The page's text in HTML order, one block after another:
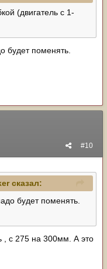
(двигатель с 1-
будет поменять.
#10
сказал:
будет поменять.
, с 275 на 300мм. А это